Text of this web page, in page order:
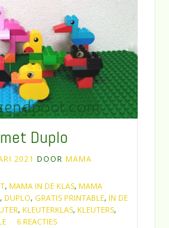
Duplo
2021 DOOR MAMA
, MAMA IN DE KLAS, MAMA
, DUPLO, GRATIS PRINTABLE, IN DE
, KLEUTERKLAS, KLEUTERS,
6 REACTIES